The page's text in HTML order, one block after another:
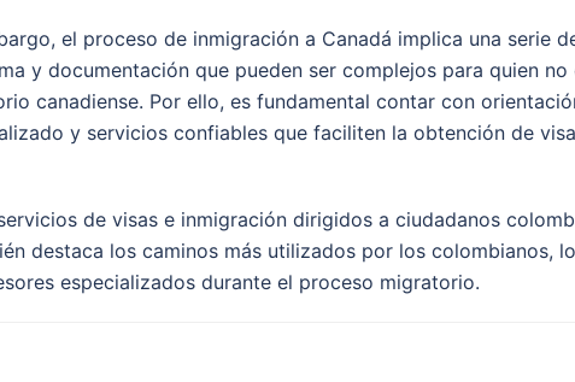
el proceso de inmigración a Canadá implica una serie
y documentación que pueden ser complejos para quien
canadiense. Por ello, es fundamental contar con
y servicios confiables que faciliten la obtención de
de visas e inmigración dirigidos a ciudadanos
destaca los caminos más utilizados por los colombianos,
especializados durante el proceso migratorio.